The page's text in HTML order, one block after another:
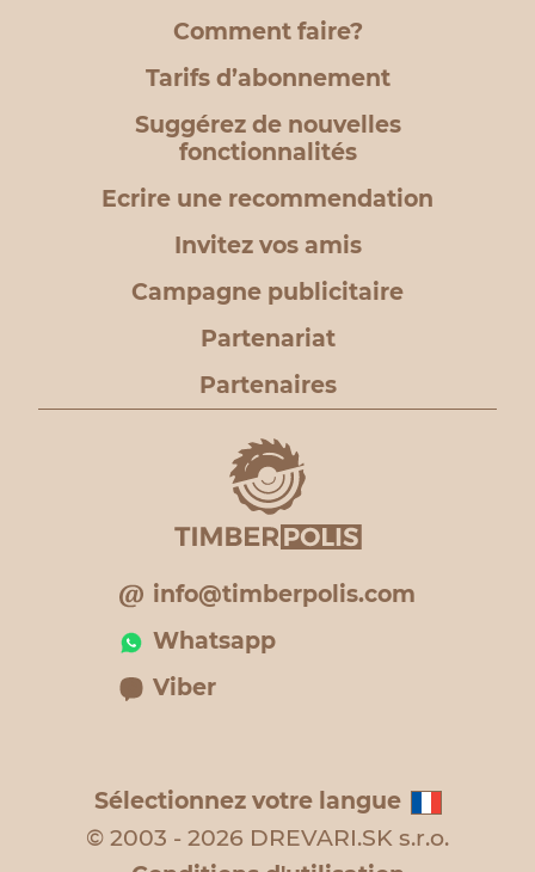
Comment faire?
Tarifs d’abonnement
Suggérez de nouvelles
fonctionnalités
Ecrire une recommendation
Invitez vos amis
Campagne publicitaire
Partenariat
Partenaires
info@timberpolis.com
Whatsapp
Viber
Sélectionnez votre langue
© 2003 - 2026 DREVARI.SK s.r.o.